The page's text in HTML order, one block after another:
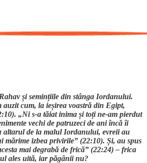
și semințiile din stânga Iordanului.
auzit cum, la ieșirea voastră din Egipt,
„Ni s-a tăiat inima și toți ne-am pierdut
vechi de patruzeci de ani încă îi
altarul de la malul Iordanului, evreii au
mărime izbea privirile” (22:10). Și, au spus
mai degrabă de frică” (22:24) – frica
ales uită, iar păgânii nu?